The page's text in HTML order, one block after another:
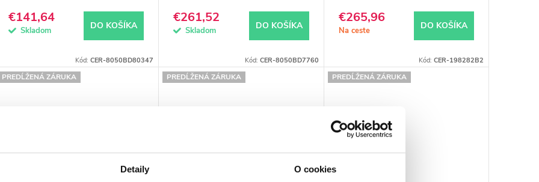
Detaily O cookies
€141,64
Skladom DO KOŠÍKA
Kód:CER-8050BD80347
€261,52
Skladom DO KOŠÍKA
Kód: CER-8050BD7760
€265,96
Na ceste DO KOŠÍKA
Kód: CER-198282B2
PREDĹŽENÁ ZÁRUKA PREDĹŽENÁ ZÁRUKA PREDĹŽENÁ ZÁRUKA